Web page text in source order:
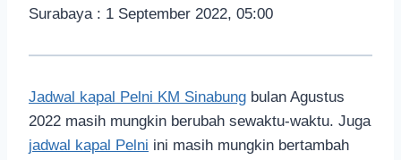
Surabaya : 1 September 2022, 05:00
Jadwal kapal Pelni KM Sinabung bulan Agustus
2022 masih mungkin berubah sewaktu-waktu. Juga
jadwal kapal Pelni ini masih mungkin bertambah